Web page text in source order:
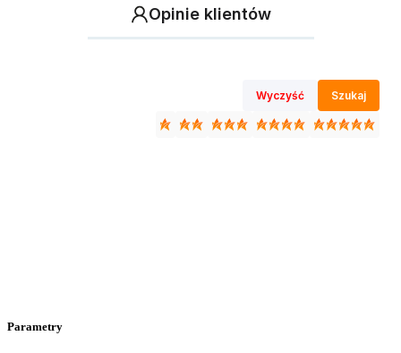
Opinie klientów
Wyczyść Szukaj
Parametry